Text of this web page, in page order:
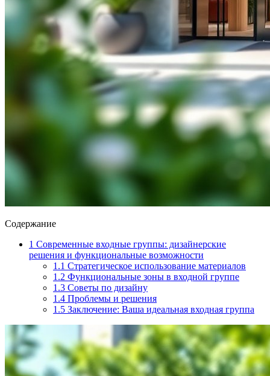
Содержание
1 Современные входные группы: дизайнерские
решения и функциональные возможности
1.1 Стратегическое использование материалов
1.2 Функциональные зоны в входной группе
1.3 Советы по дизайну
1.4 Проблемы и решения
1.5 Заключение: Ваша идеальная входная группа